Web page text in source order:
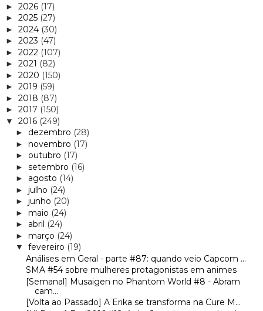
► 2026 (17)
► 2025 (27)
► 2024 (30)
► 2023 (47)
► 2022 (107)
► 2021 (82)
► 2020 (150)
► 2019 (59)
► 2018 (87)
► 2017 (150)
▼ 2016 (249)
► dezembro (28)
► novembro (17)
► outubro (17)
► setembro (16)
► agosto (14)
► julho (24)
► junho (20)
► maio (24)
► abril (24)
► março (24)
▼ fevereiro (19)
Análises em Geral - parte #87: quando veio Capcom ...
SMA #54 sobre mulheres protagonistas em animes
[Semanal] Musaigen no Phantom World #8 - Abram
cam...
[Volta ao Passado] A Erika se transforma na Cure M...